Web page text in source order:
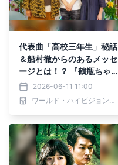
代表曲「高校三年生」秘話
＆船村徹からのあるメッセ
ージとは！？ 『鶴瓶ちゃ
んとサワコちゃん～昭和の
大先輩とおかしな２人～』
第67回ゲスト：舟木一夫
分～ BS12 トゥエルビで放
送
2026-06-11 11:00
ワールド・ハイビジョン・チャンネル株式会社